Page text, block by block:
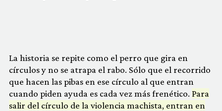
La historia se repite como el perro que gira en
círculos y no se atrapa el rabo. Sólo que el recorrido
que hacen las pibas en ese círculo al que entran
cuando piden ayuda es cada vez más frenético. Para
salir del círculo de la violencia machista, entran en